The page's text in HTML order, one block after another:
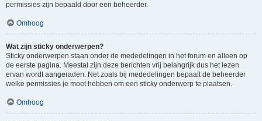
permissies zijn bepaald door een beheerder.
Omhoog
Wat zijn sticky onderwerpen?
Sticky onderwerpen staan onder de mededelingen in het forum en alleen op
de eerste pagina. Meestal zijn deze berichten vrij belangrijk dus het lezen
ervan wordt aangeraden. Net zoals bij mededelingen bepaalt de beheerder
welke permissies je moet hebben om een sticky onderwerp te plaatsen.
Omhoog